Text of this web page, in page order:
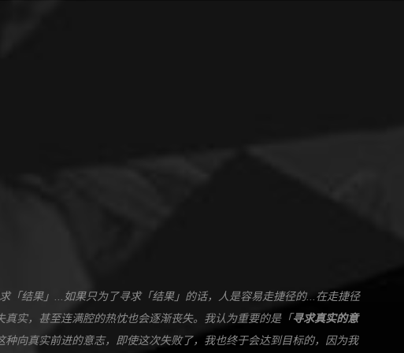
「结果」...如果只为了寻求「结果」的话，人是容易走捷径的...在走捷径
真实，甚至连满腔的热忱也会逐渐丧失。我认为重要的是「 寻求真实的意
种向真实前进的意志，即使这次失败了，我也终于会达到目标的，因为我